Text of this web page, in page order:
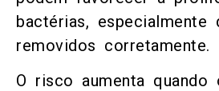
bactérias, especialmente
removidos corretamente.
O risco aumenta